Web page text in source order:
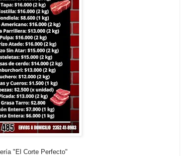
"El Corte Perfecto"